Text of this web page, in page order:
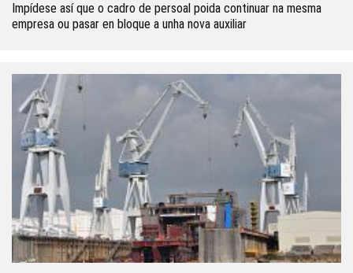
Impídese así que o cadro de persoal poida continuar na mesma
empresa ou pasar en bloque a unha nova auxiliar